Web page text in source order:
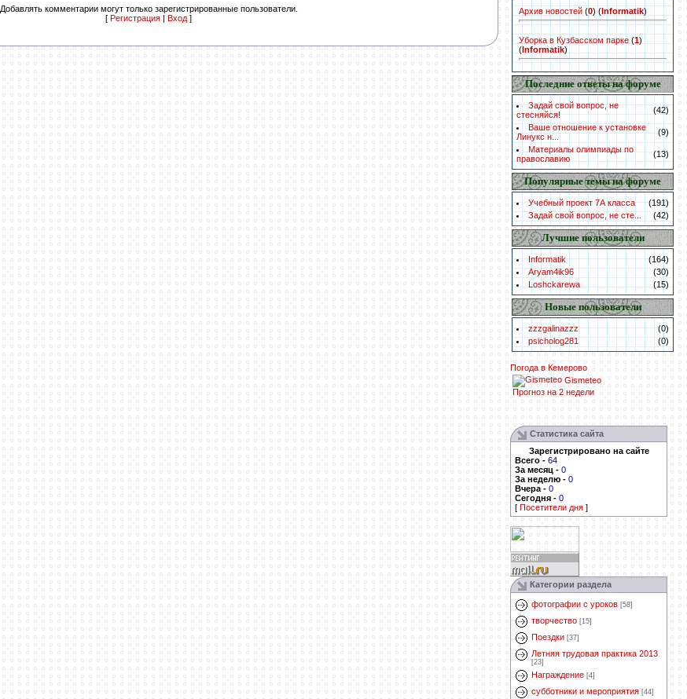
Добавлять комментарии могут только зарегистрированные пользователи.
[ Регистрация | Вход ]
Архив новостей (0) (Informatik)
Уборка в Кузбасском парке (1)
(Informatik)
Последние ответы на форуме
Задай свой вопрос, не
стесняйся!
(42)
Ваше отношение к установке
Линукс н...
(9)
Материалы олимпиады по
православию
(13)
Популярные темы на форуме
Учебный проект 7А класса
(191)
Задай свой вопрос, не сте...
(42)
Лучшие пользователи
Informatik
(164)
Aryam4ik96
(30)
Loshckarewa
(15)
Новые пользователи
zzzgalinazzz
(0)
psicholog281
(0)
Погода в Кемерово
Gismeteo
Прогноз на 2 недели
Статистика сайта
Зарегистрировано на сайте
Всего - 64
За месяц - 0
За неделю - 0
Вчера - 0
Сегодня - 0
[ Посетители дня ]
Категории раздела
фотографии с уроков [58]
творчество [15]
Поездки [37]
Летняя трудовая практика 2013
[23]
Награждение [4]
субботники и мероприятия [44]